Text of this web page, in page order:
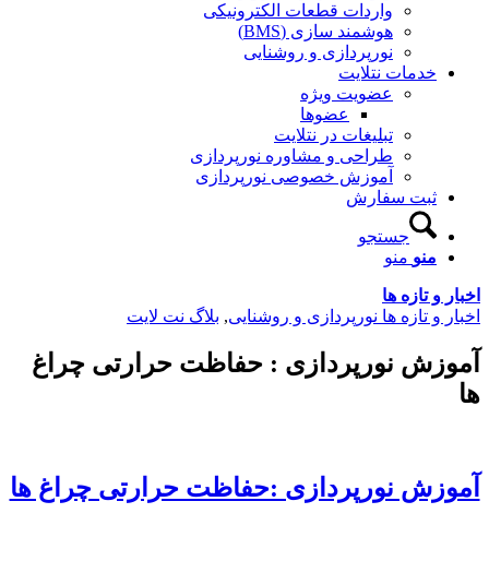
واردات قطعات الکترونیکی
هوشمند سازی (BMS)
نورپردازی و روشنایی
خدمات نتلایت
عضویت ویژه
عضوها
تبلیغات در نتلایت
طراحی و مشاوره نورپردازی
آموزش خصوصی نورپردازی
ثبت سفارش
جستجو
منو منو
اخبار و تازه ها
اخبار و تازه ها نورپردازی و روشنایی, بلاگ نت لایت
آموزش نورپردازی : حفاظت حرارتی چراغ
ها
آموزش نورپردازی :حفاظت حرارتی چراغ ها